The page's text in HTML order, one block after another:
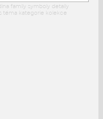
family symboly detaily
téma kategorie kolekce